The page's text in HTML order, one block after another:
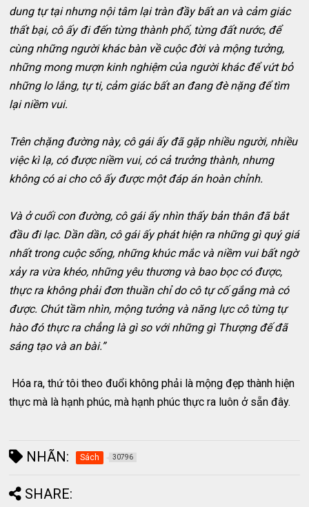
dung tự tại nhưng nội tâm lại tràn đầy bất an và cảm giác
thất bại, cô ấy đi đến từng thành phố, từng đất nước, để
cùng những người khác bàn về cuộc đời và mộng tưởng,
những mong mượn kinh nghiệm của người khác để vứt bỏ
những lo lắng, tự ti, cảm giác bất an đang đè nặng để tìm
lại niềm vui.
Trên chặng đường này, cô gái ấy đã gặp nhiều người, nhiều
việc kì lạ, có được niềm vui, có cả trưởng thành, nhưng
không có ai cho cô ấy được một đáp án hoàn chỉnh.
Và ở cuối con đường, cô gái ấy nhìn thấy bản thân đã bắt
đầu đi lạc. Dần dần, cô gái ấy phát hiện ra những gì quý giá
nhất trong cuộc sống, những khúc mắc và niềm vui bất ngờ
xảy ra vừa khéo, những yêu thương và bao bọc có được,
thực ra không phải đơn thuần chỉ do cô tự cố gắng mà có
được. Chút tầm nhìn, mộng tưởng và năng lực cô từng tự
hào đó thực ra chẳng là gì so với những gì Thượng đế đã
sáng tạo và an bài.”
Hóa ra, thứ tôi theo đuổi không phải là mộng đẹp thành hiện
thực mà là hạnh phúc, mà hạnh phúc thực ra luôn ở sẵn đây.
NHÃN: Sách 30796
SHARE: